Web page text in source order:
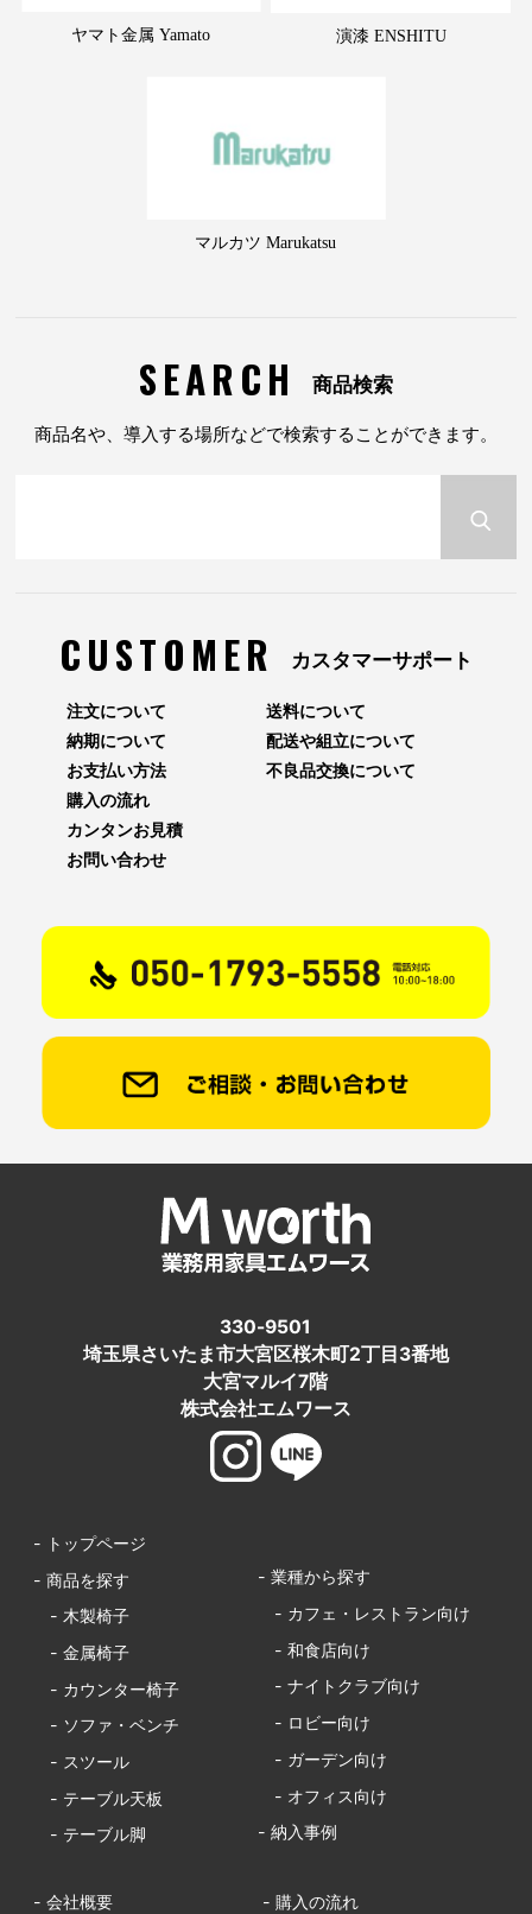
ヤマト金属 Yamato 演漆 ENSHITU
マルカツ Marukatsu
SEARCH 商品検索
商品名や、導入する場所などで検索することができます。
CUSTOMER カスタマーサポート
注文について
納期について
お支払い方法
送料について
配送や組立について
不良品交換について
購入の流れ
カンタンお見積
お問い合わせ
330-9501
埼玉県さいたま市大宮区桜木町2丁目3番地
大宮マルイ7階
株式会社エムワース
- トップページ
- 商品を探す
- 木製椅子
- 金属椅子
- カウンター椅子
- ソファ・ベンチ
- スツール
- テーブル天板
- テーブル脚
- 業種から探す
- カフェ・レストラン向け
- 和食店向け
- ナイトクラブ向け
- ロビー向け
- ガーデン向け
- オフィス向け
- 納入事例
- 会社概要 - 購入の流れ